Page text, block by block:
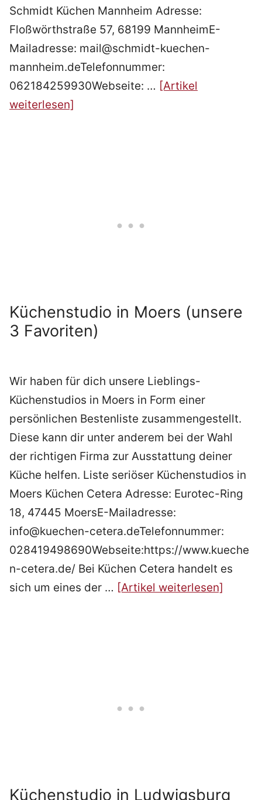
Schmidt Küchen Mannheim Adresse:
Floßwörthstraße 57, 68199 MannheimE-
Mailadresse: mail@schmidt-kuechen-
mannheim.deTelefonnummer:
062184259930Webseite: … [Artikel
weiterlesen]
Küchenstudio in Moers (unsere
3 Favoriten)
Wir haben für dich unsere Lieblings-
Küchenstudios in Moers in Form einer
persönlichen Bestenliste zusammengestellt.
Diese kann dir unter anderem bei der Wahl
der richtigen Firma zur Ausstattung deiner
Küche helfen. Liste seriöser Küchenstudios in
Moers Küchen Cetera Adresse: Eurotec-Ring
18, 47445 MoersE-Mailadresse:
info@kuechen-cetera.deTelefonnummer:
028419498690Webseite:https://www.kueche
n-cetera.de/ Bei Küchen Cetera handelt es
sich um eines der … [Artikel weiterlesen]
Küchenstudio in Ludwigsburg